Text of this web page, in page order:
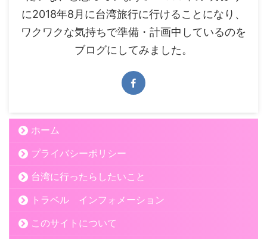
に2018年8月に台湾旅行に行けることになり、
ワクワクな気持ちで準備・計画中しているのを
ブログにしてみました。
ホーム
プライバシーポリシー
台湾に行ったらしたいこと
トラベル インフォメーション
このサイトについて